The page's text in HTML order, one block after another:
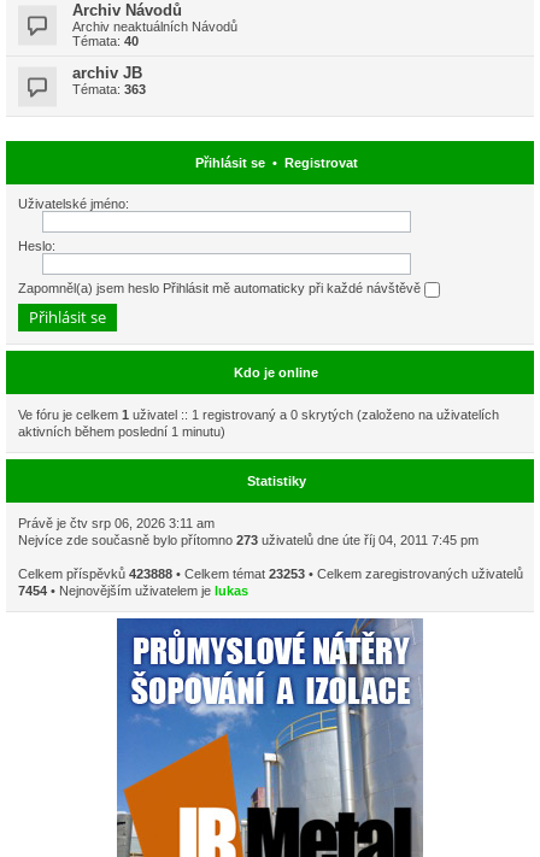
Archiv Návodů
Archiv neaktuálních Návodů
Témata: 40
archiv JB
Témata: 363
Přihlásit se• Registrovat
Uživatelské jméno:
Heslo:
Zapomněl(a) jsem heslo Přihlásit mě automaticky při každé návštěvě
Kdo je online
Ve fóru je celkem 1 uživatel :: 1 registrovaný a 0 skrytých (založeno na uživatelích
aktivních během poslední 1 minutu)
Statistiky
Právě je čtv srp 06, 2026 3:11 am
Nejvíce zde současně bylo přítomno 273 uživatelů dne úte říj 04, 2011 7:45 pm
Celkem příspěvků 423888 • Celkem témat 23253 • Celkem zaregistrovaných uživatelů
7454 • Nejnovějším uživatelem je lukas